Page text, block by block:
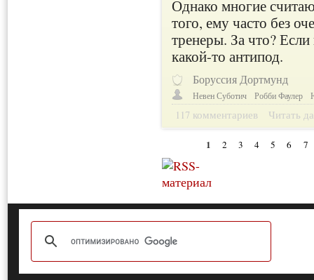
Однако многие
того, ему часто без
тренеры. За что?
какой-то антипод.
Боруссия Дортмунд
Невен Суботич Робби Фаулер
117 комментариев Читать
1 2 3 4 5 6 7